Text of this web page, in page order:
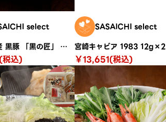
select
鹿児島県産 黒豚 「黒の匠」 ローストンテキ（計600ｇ）
込)
SASAICHI select
宮崎キャビア 1983 12g×2
￥13,651(税込)